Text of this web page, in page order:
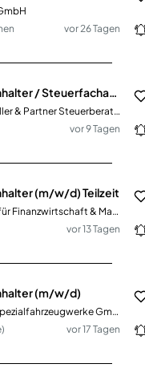
vor 26 Tagen
Finanzbuchhalter / Steuerfachangestellter (m/w/d) DATEV / moderne Kanzlei in Teilzeit oder Vollzeit – Mittelstand
Schreurs, Müller & Partner Steuerberatungsgesellschaft mbB
vor 9 Tagen
(m/w/d) Teilzeit
Hochschule für Finanzwirtschaft & Management GmbH
vor 13 Tagen
(m/w/d)
Feldbinder Spezialfahrzeugwerke GmbH
vor 17 Tagen